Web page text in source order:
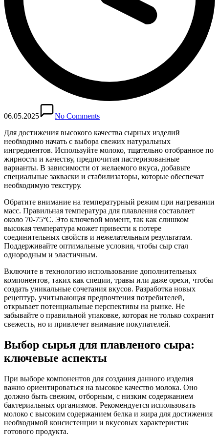
06.05.2025
No Comments
Для достижения высокого качества сырных изделий
необходимо начать с выбора свежих натуральных
ингредиентов. Используйте молоко, тщательно отобранное по
жирности и качеству, предпочитая пастеризованные
варианты. В зависимости от желаемого вкуса, добавьте
специальные закваски и стабилизаторы, которые обеспечат
необходимую текстуру.
Обратите внимание на температурный режим при нагревании
масс. Правильная температура для плавления составляет
около 70-75°C. Это ключевой момент, так как слишком
высокая температура может привести к потере
соединительных свойств и нежелательным результатам.
Поддерживайте оптимальные условия, чтобы сыр стал
однородным и эластичным.
Включите в технологию использование дополнительных
компонентов, таких как специи, травы или даже орехи, чтобы
создать уникальные сочетания вкусов. Разработка новых
рецептур, учитывающая предпочтения потребителей,
открывает потенциальные перспективы на рынке. Не
забывайте о правильной упаковке, которая не только сохранит
свежесть, но и привлечет внимание покупателей.
Выбор сырья для плавленого сыра:
ключевые аспекты
При выборе компонентов для создания данного изделия
важно ориентироваться на высокое качество молока. Оно
должно быть свежим, отборным, с низким содержанием
бактериальных организмов. Рекомендуется использовать
молоко с высоким содержанием белка и жира для достижения
необходимой консистенции и вкусовых характеристик
готового продукта.